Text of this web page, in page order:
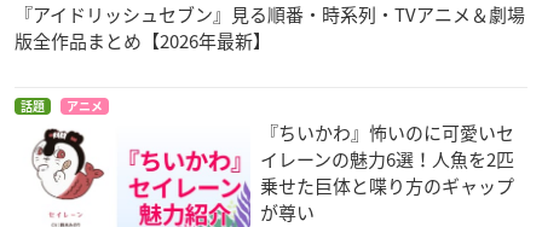
『アイドリッシュセブン』見る順番・時系列・TVアニメ＆劇場
版全作品まとめ【2026年最新】
話題 アニメ
『ちいかわ』怖いのに可愛いセ
イレーンの魅力6選！人魚を2匹
乗せた巨体と喋り方のギャップ
が尊い